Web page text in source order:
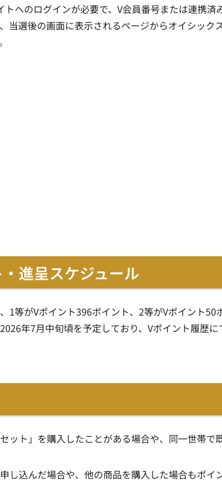
トへのログインが必要で、V会員番号または連携
当選後の画面に表示されるページからオイシック
進呈スケジュール
1等がVポイント396ポイント、2等がVポイント50
年7月中旬頃を予定しており、Vポイント履歴
ット」を購入したことがある場合や、同一世帯で
し込んだ場合や、他の商品を購入した場合もポイ